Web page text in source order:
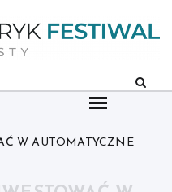
W AUTOMATYCZNE